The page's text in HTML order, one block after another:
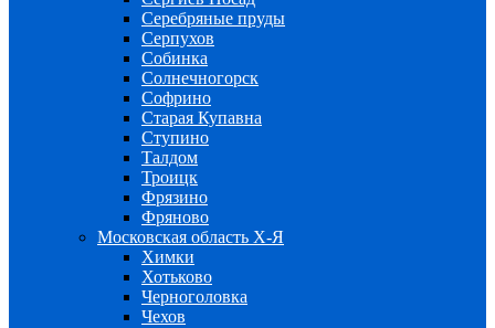
Серебряные пруды
Серпухов
Собинка
Солнечногорск
Софрино
Старая Купавна
Ступино
Талдом
Троицк
Фрязино
Фряново
Московская область Х-Я
Химки
Хотьково
Черноголовка
Чехов